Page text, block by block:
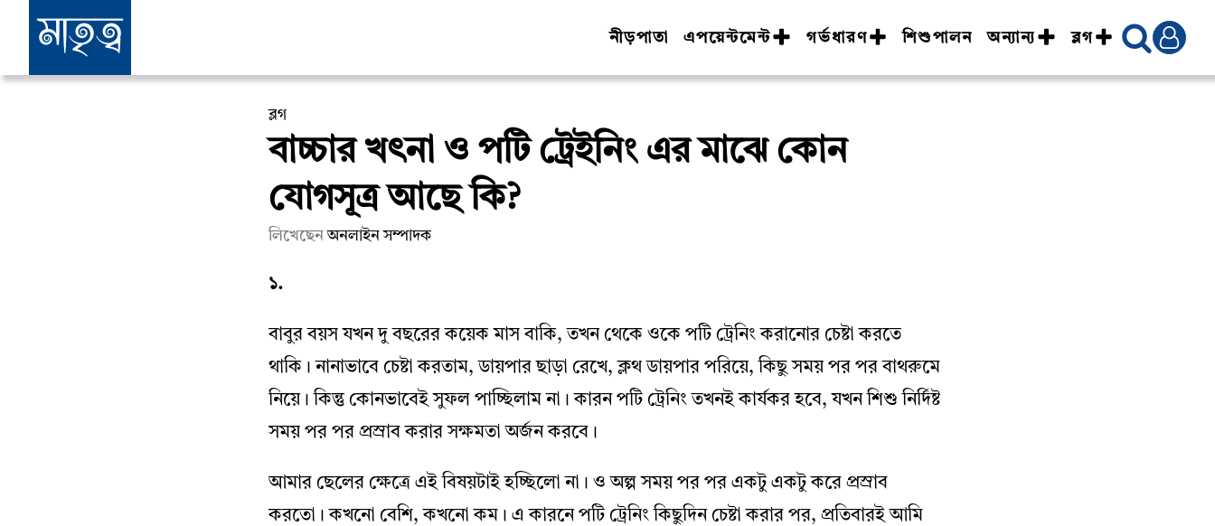
নীড়পাতা এপয়েন্টমেন্ট গর্ভধারণ শিশুপালন অন্যান্য ব্লগ
ব্লগ
বাচ্চার খৎনা ও পটি ট্রেইনিং এর মাঝে কোন
যোগসূত্র আছে কি?
লিখেছেনঅনলাইন সম্পাদক
১.
বাবুর বয়স যখন দু বছরের কয়েক মাস বাকি, তখন থেকে ওকে পটি ট্রেনিং করানোর চেষ্টা করতে
থাকি। নানাভাবে চেষ্টা করতাম, ডায়পার ছাড়া রেখে, ক্লথ ডায়পার পরিয়ে, কিছু সময় পর পর বাথরুমে
নিয়ে। কিন্তু কোনভাবেই সুফল পাচ্ছিলাম না। কারন পটি ট্রেনিং তখনই কার্যকর হবে, যখন শিশু নির্দিষ্ট
সময় পর পর প্রস্রাব করার সক্ষমতা অর্জন করবে।
আমার ছেলের ক্ষেত্রে এই বিষয়টাই হচ্ছিলো না। ও অল্প সময় পর পর একটু একটু করে প্রস্রাব
করতো। কখনো বেশি, কখনো কম। এ কারনে পটি ট্রেনিং কিছুদিন চেষ্টা করার পর, প্রতিবারই আমি